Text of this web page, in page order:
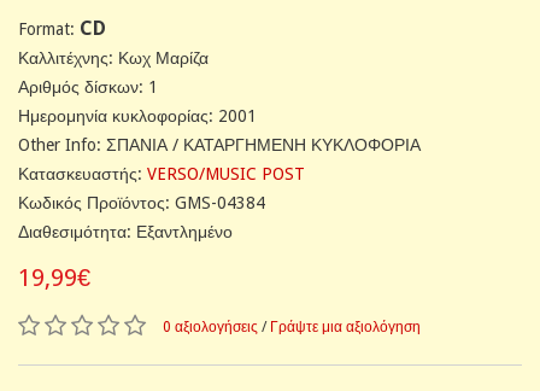
Format: CD
Καλλιτέχνης: Κωχ Μαρίζα
Αριθμός δίσκων: 1
Ημερομηνία κυκλοφορίας: 2001
Other Info: ΣΠΑΝΙΑ / ΚΑΤΑΡΓΗΜΕΝΗ ΚΥΚΛΟΦΟΡΙΑ
Κατασκευαστής: VERSO/MUSIC POST
Κωδικός Προϊόντος: GMS-04384
Διαθεσιμότητα: Εξαντλημένο
19,99€
0 αξιολογήσεις / Γράψτε μια αξιολόγηση